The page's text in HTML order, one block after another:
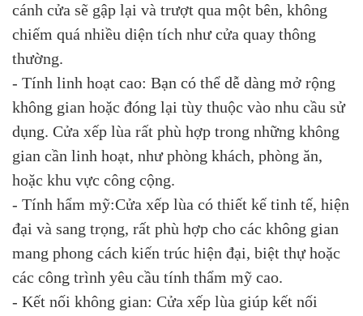
cánh cửa sẽ gập lại và trượt qua một bên, không
chiếm quá nhiều diện tích như cửa quay thông
thường.
- Tính linh hoạt cao: Bạn có thể dễ dàng mở rộng
không gian hoặc đóng lại tùy thuộc vào nhu cầu sử
dụng. Cửa xếp lùa rất phù hợp trong những không
gian cần linh hoạt, như phòng khách, phòng ăn,
hoặc khu vực công cộng.
- Tính hẩm mỹ:Cửa xếp lùa có thiết kế tinh tế, hiện
đại và sang trọng, rất phù hợp cho các không gian
mang phong cách kiến trúc hiện đại, biệt thự hoặc
các công trình yêu cầu tính thẩm mỹ cao.
- Kết nối không gian: Cửa xếp lùa giúp kết nối